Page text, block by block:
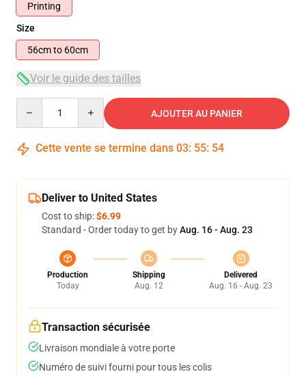
Printing
Size
56cm to 60cm
Voir le guide des tailles
AJOUTER AU PANIER
Cette vente se termine dans 03: 55: 53
Deliver to United States
Cost to ship:$6.99
Standard - Order today to get byAug. 16 - Aug. 23
Production
Today
Shipping
Aug. 12
Delivered
Aug. 16 - Aug. 23
Transaction sécurisée
Livraison mondiale à votre porte
Numéro de suivi fourni pour tous les colis